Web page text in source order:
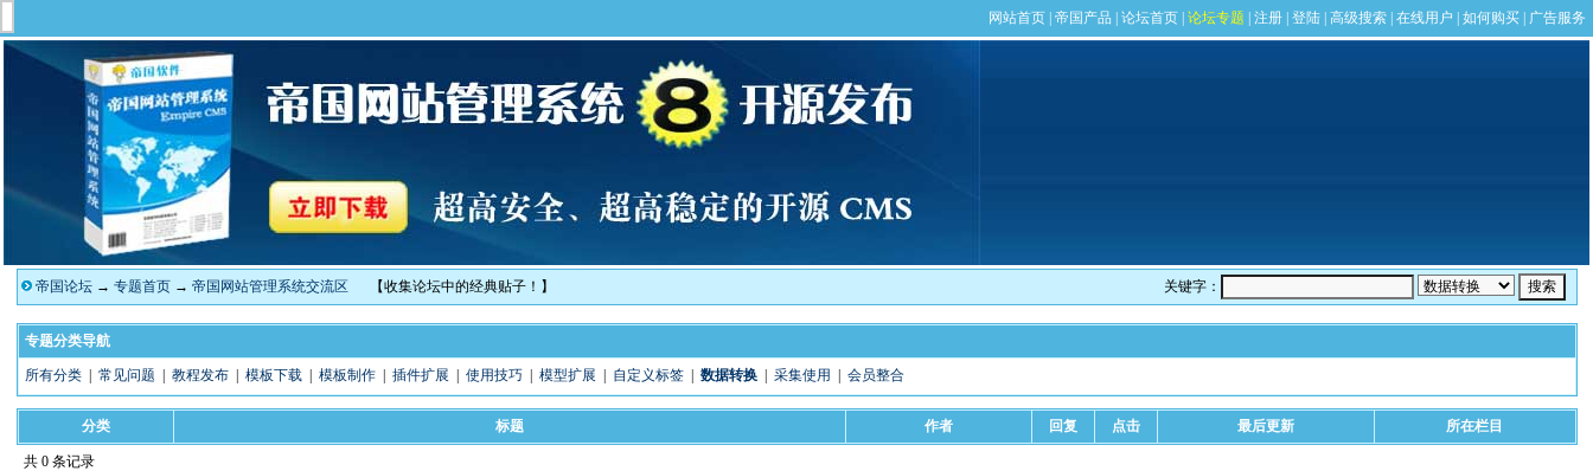
帝国论坛→ 专题首页→ 帝国网站管理系统交流区 【收集论坛中的经典贴子！】 关键字：
专题分类导航
所有分类| 常见问题 教程发布| 模板下载| 模板制作| 插件扩展 使用技巧| 模型扩展 自定义标签| 数据转换| 采集使用 会员整合
分类 标题 作者 回复 点击 最后更新 所在栏目
共 0 条记录